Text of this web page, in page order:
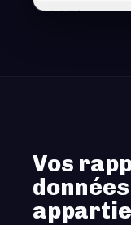
Vos